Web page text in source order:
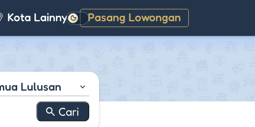
Kota Lainnya Pasang Lowongan
Gelap
Lulusan